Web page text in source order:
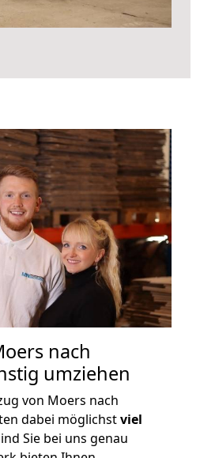
nach
umziehen
von Moers nach
dabei möglichstviel
Sie bei uns genau